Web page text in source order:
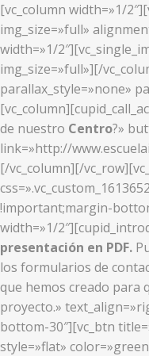
[vc_column width=»1/
img_size=»full»
width=»1/
img_size=»full»][/
parallax_style=»none»
de nuestro Centro?»
link=»http://
[/vc_column][/
!important;margin-
width=»1/
presentación en PDF.
los formularios de
que hemos creado para
proyecto.»
bottom-30″][vc_btn
style=»flat»